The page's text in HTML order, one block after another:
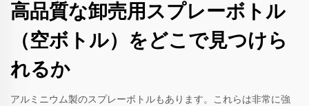
高品質な卸売用スプレーボトル
（空ボトル）をどこで見つけら
れるか
アルミニウム製のスプレーボトルもあります。これらは非常に強